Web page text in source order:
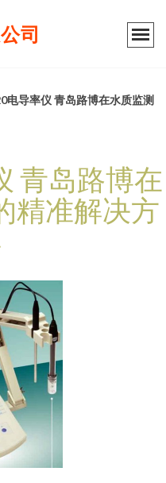
司
电导率仪 青岛路博在水质监测
青岛路博在
精准解决方